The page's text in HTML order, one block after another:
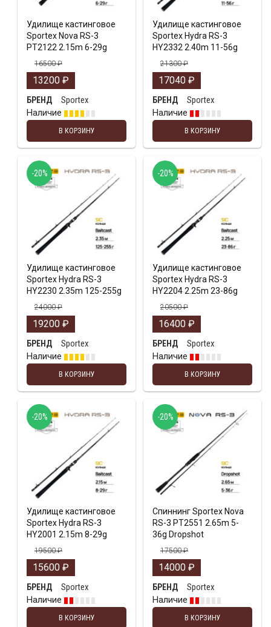
Удилище кастинговое
Sportex Nova RS-3
PT2122 2.15m 6-29g
16500₽
13200 ₽
БРЕНД
Sportex
Наличие
В КОРЗИНУ
Удилище кастинговое
Sportex Hydra RS-3
HY2332 2.40m 11-56g
21300₽
17040 ₽
БРЕНД
Sportex
Наличие
В КОРЗИНУ
Удилище кастинговое
Sportex Hydra RS-3
HY2230 2.35m 125-255g
24000₽
19200 ₽
БРЕНД
Sportex
Наличие
В КОРЗИНУ
-20%
Удилище кастинговое
Sportex Hydra RS-3
HY2204 2.25m 23-86g
20500₽
16400 ₽
БРЕНД
Sportex
Наличие
В КОРЗИНУ
-20%
Удилище кастинговое
Sportex Hydra RS-3
HY2001 2.15m 8-29g
19500₽
15600 ₽
БРЕНД
Sportex
Наличие
В КОРЗИНУ
-20%
Спиннинг Sportex Nova
RS-3 PT2551 2.65m 5-
36g Dropshot
17500₽
14000 ₽
БРЕНД
Sportex
Наличие
В КОРЗИНУ
-20%